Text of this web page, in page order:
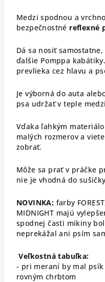
Medzi spodnou a
bezpečnostné reflexné
Dá sa nosiť
ďalšie Pomppa
prevlieka cez hlavu a
Je výborná do auta
psa udržať v teple
Vďaka ľahkým
malých rozmerov a
zobrať.
Môže sa prať v práčke
nie je vhodná do
NOVINKA: farby
MIDNIGHT majú
spodnej časti mikiny
neprekážal ani psím
Veľkostná tabuľka:
- pri meraní by mal
rovným chrbtom